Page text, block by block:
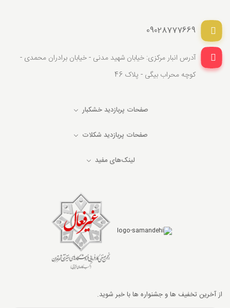
09028777669
آدرس انبار مرکزی: خیابان شهید مدنی - خیابان برادران محمدی -
کوچه محراب بیگی - پلاک 46
صفحات پربازدید خشکبار
صفحات پربازدید شکلات
لینک‌های مفید
از آخرین تخفیف ها و جشنواره ها با خبر شوید.